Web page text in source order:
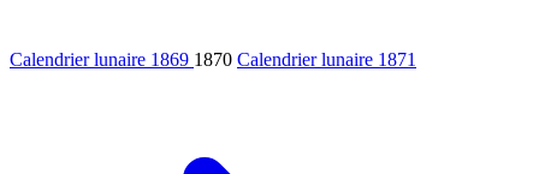
Calendrier lunaire 1869 1870 Calendrier lunaire 1871